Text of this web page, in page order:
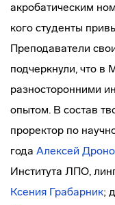
акробатическим
кого студенты
Преподаватели
подчеркнули, что
разносторонними
опытом. В состав
проректор по
года Алексей
Института ЛПО,
Ксения Грабарник;